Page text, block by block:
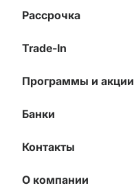
Рассрочка
Trade-In
Программы и акции
Банки
Контакты
О компании